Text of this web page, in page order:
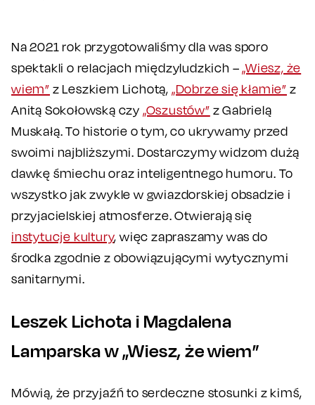
Na 2021 rok przygotowaliśmy dla was sporo
spektakli o relacjach międzyludzkich –„Wiesz, że
wiem” z Leszkiem Lichotą, „Dobrze się kłamie” z
Anitą Sokołowską czy „Oszustów” z Gabrielą
Muskałą. To historie o tym, co ukrywamy przed
swoimi najbliższymi. Dostarczymy widzom dużą
dawkę śmiechu oraz inteligentnego humoru. To
wszystko jak zwykle w gwiazdorskiej obsadzie i
przyjacielskiej atmosferze. Otwierają się
instytucje kultury, więc zapraszamy was do
środka zgodnie z obowiązującymi wytycznymi
sanitarnymi.
Leszek Lichota i Magdalena
Lamparska w „Wiesz, że wiem”
Mówią, że przyjaźń to serdeczne stosunki z kimś,